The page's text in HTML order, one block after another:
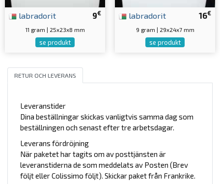
9€
labradorit
11 gram | 25x23x8 mm
se produkt
16€
labradorit
9 gram | 29x24x7 mm
se produkt
RETUR OCH LEVERANS
Leveranstider
Dina beställningar skickas vanligtvis samma dag som
beställningen och senast efter tre arbetsdagar.
Leverans fördröjning
När paketet har tagits om av posttjänsten är
leveranstiderna de som meddelats av Posten (Brev
följt eller Colissimo följt). Skickar paket från Frankrike.